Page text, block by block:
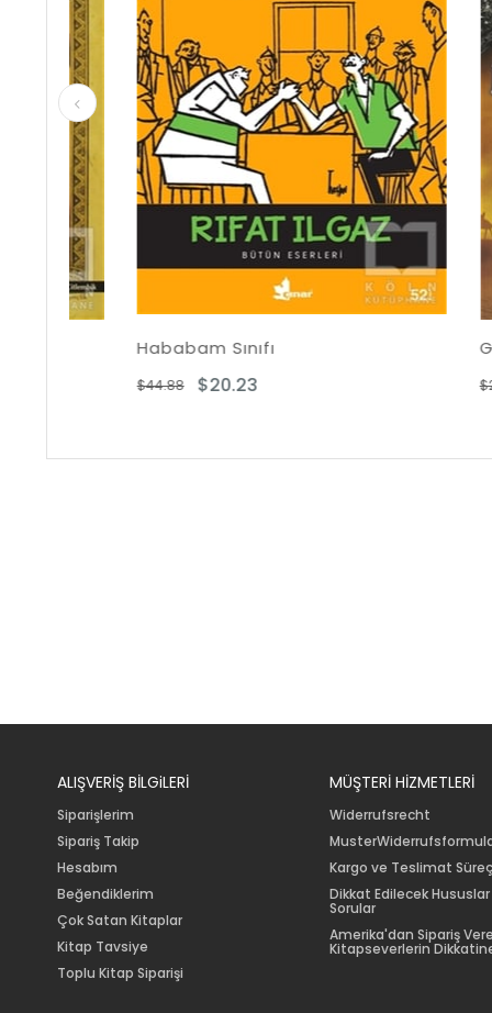
Hababam Sınıfı
$20.23
ALIŞVERİŞ BİLGiLERİ
Siparişlerim
Sipariş Takip
Hesabım
Beğendiklerim
Çok Satan Kitaplar
Kitap Tavsiye
Toplu Kitap Siparişi
MÜŞTERİ HİZMETLERİ
Widerrufsrecht
Kargo ve Teslimat
Dikkat Edilecek Hususlar
Sorular
Amerika'dan Sipariş
Kitapseverlerin